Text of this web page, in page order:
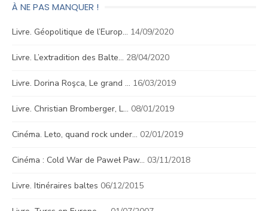
À NE PAS MANQUER !
Livre. Géopolitique de l’Europ… 14/09/2020
Livre. L’extradition des Balte… 28/04/2020
Livre. Dorina Roşca, Le grand … 16/03/2019
Livre. Christian Bromberger, L… 08/01/2019
Cinéma. Leto, quand rock under… 02/01/2019
Cinéma : Cold War de Paweł Paw… 03/11/2018
Livre. Itinéraires baltes 06/12/2015